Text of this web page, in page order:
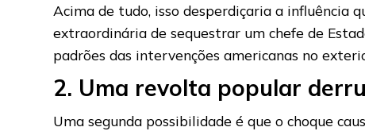
Acima de tudo, isso desperdiçaria a influência
extraordinária de sequestrar um chefe de
padrões das intervenções americanas no
2. Uma revolta popular
Uma segunda possibilidade é que o choque